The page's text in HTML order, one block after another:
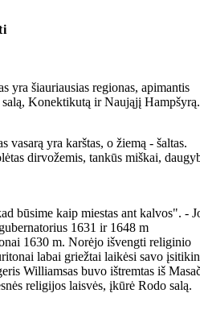
yra šiauriausias regionas, apimantis
Konektikutą ir Naująjį Hampšyrą.
vasarą yra karštas, o žiemą - šaltas.
dirvožemis, tankūs miškai,
būsime kaip miestas ant kalvos". -
1631 ir 1648 m
1630 m. Norėjo išvengti religinio
labai griežtai laikėsi savo
Williamsas buvo ištremtas iš
religijos laisvės, įkūrė Rodo salą.